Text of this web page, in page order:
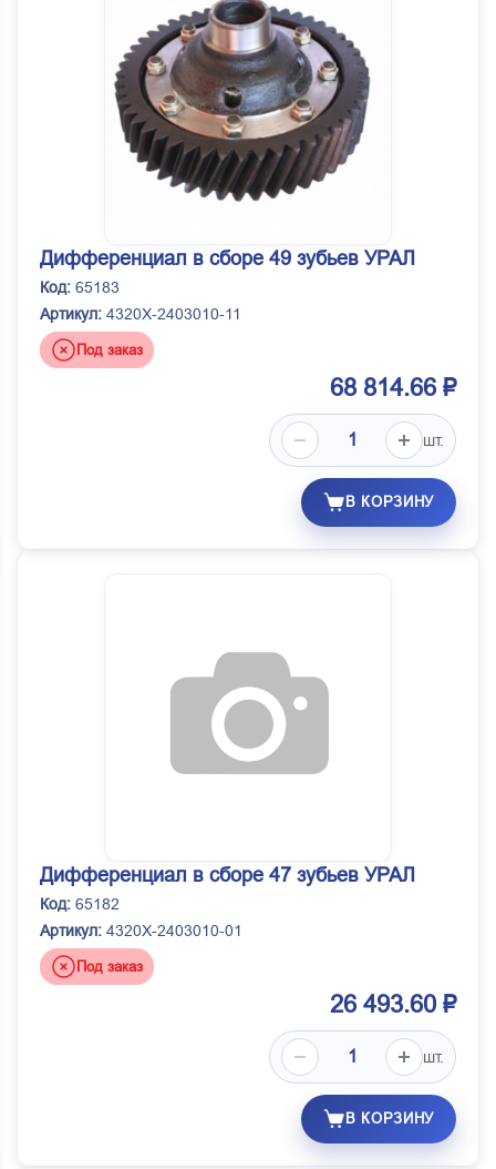
Дифференциал в сборе 49 зубьев УРАЛ
Код: 65183
Артикул: 4320Х-2403010-11
Под заказ
68 814.66 ₽
шт.
В КОРЗИНУ
Дифференциал в сборе 47 зубьев УРАЛ
Код: 65182
Артикул: 4320Х-2403010-01
Под заказ
26 493.60 ₽
шт.
В КОРЗИНУ